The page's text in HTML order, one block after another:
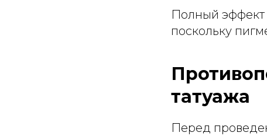
Полный эффект
поскольку
татуажа
Перед